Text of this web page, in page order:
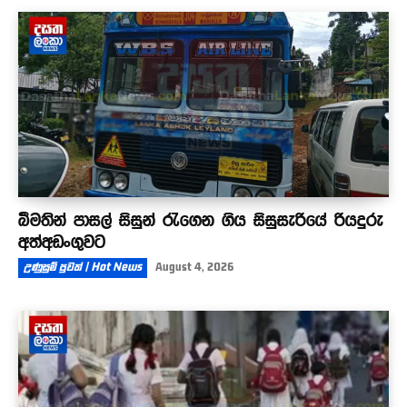
බීමතින් පාසල් සිසුන් රැගෙන ගිය සිසුසැරියේ රියදුරු
අත්අඩංගුවට
උණුසුම් පුවත් | Hot News August 4, 2026